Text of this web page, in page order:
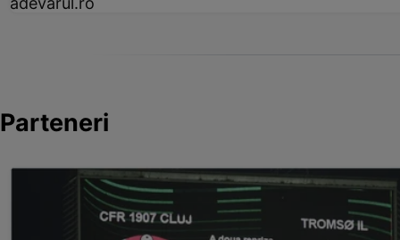
Parteneri